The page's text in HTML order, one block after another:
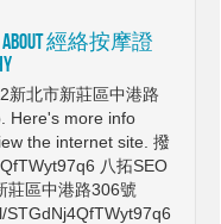
About 經絡按摩證
新北市新莊區中港路
Here's more info
the internet site. 撥
八拓SEO
莊區中港路306號